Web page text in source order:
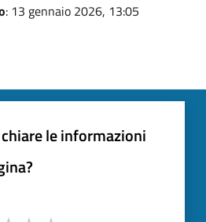
: 13 gennaio 2026, 13:05
le informazioni